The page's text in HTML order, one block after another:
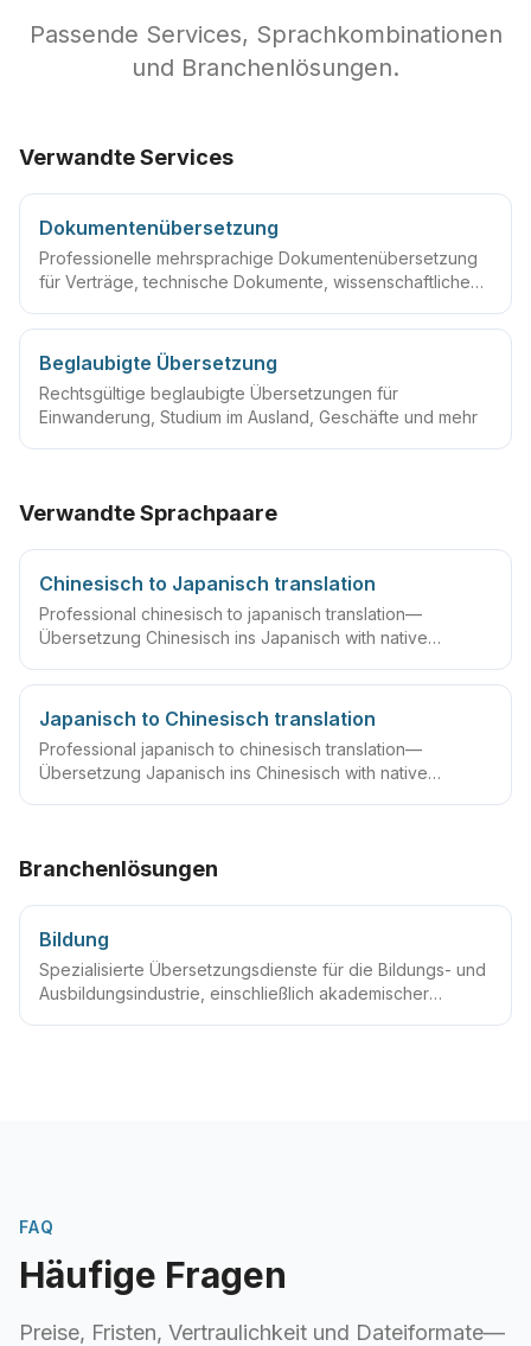
Passende Services, Sprachkombinationen
und Branchenlösungen.
Verwandte Services
Dokumentenübersetzung
Professionelle mehrsprachige Dokumentenübersetzung
für Verträge, technische Dokumente, wissenschaftliche
Beglaubigte Übersetzung
Rechtsgültige beglaubigte Übersetzungen für
Einwanderung, Studium im Ausland, Geschäfte und mehr
Verwandte Sprachpaare
Chinesisch to Japanisch translation
Professional chinesisch to japanisch translation—
Übersetzung Chinesisch ins Japanisch with native
Japanisch to Chinesisch translation
Professional japanisch to chinesisch translation—
Übersetzung Japanisch ins Chinesisch with native
Branchenlösungen
Bildung
Spezialisierte Übersetzungsdienste für die Bildungs- und
Ausbildungsindustrie, einschließlich akademischer
FAQ
Häufige Fragen
Preise, Fristen, Vertraulichkeit und Dateiformate—